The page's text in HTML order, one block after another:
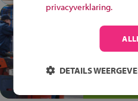
Kies
logistiek:
privacyverklaring.
DETAILS